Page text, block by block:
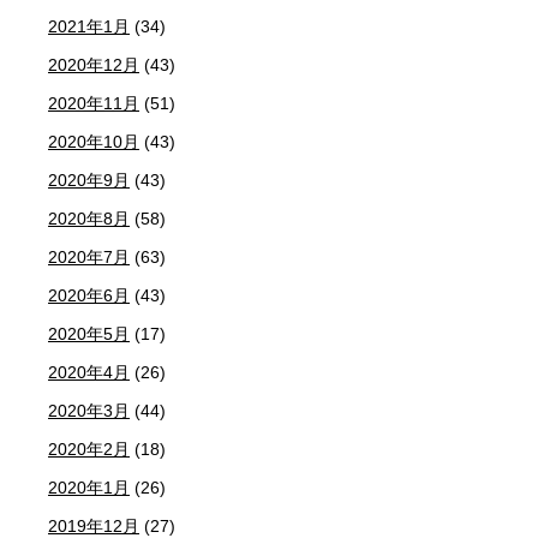
2021年1月 (34)
2020年12月 (43)
2020年11月 (51)
2020年10月 (43)
2020年9月 (43)
2020年8月 (58)
2020年7月 (63)
2020年6月 (43)
2020年5月 (17)
2020年4月 (26)
2020年3月 (44)
2020年2月 (18)
2020年1月 (26)
2019年12月 (27)